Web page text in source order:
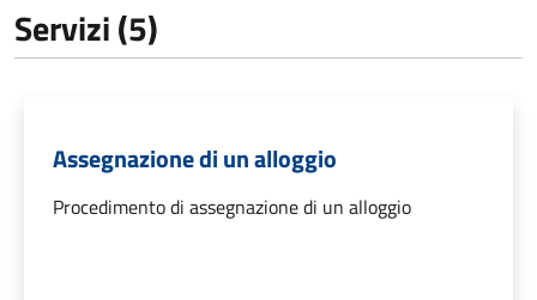
Servizi (5)
Assegnazione di un alloggio
Procedimento di assegnazione di un alloggio